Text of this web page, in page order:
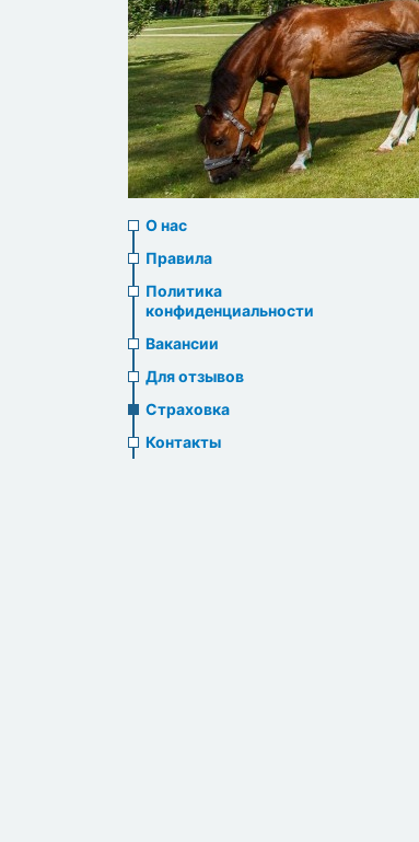
About
us
header
menu
О нас
Правила
Политика
конфиденциальности
Вакансии
Для отзывов
Страховка
Контакты